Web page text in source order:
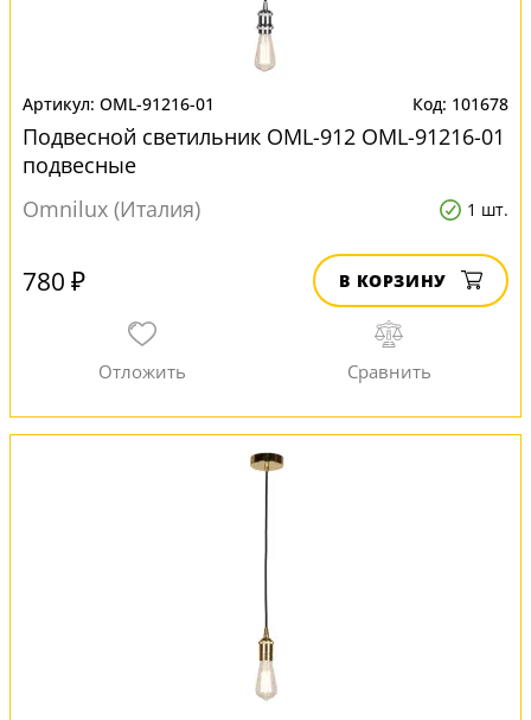
OML-91216-01 101678
Подвесной светильник OML-912 OML-91216-01
подвесные
Omnilux (Италия)
1 шт.
780 ₽ В КОРЗИНУ